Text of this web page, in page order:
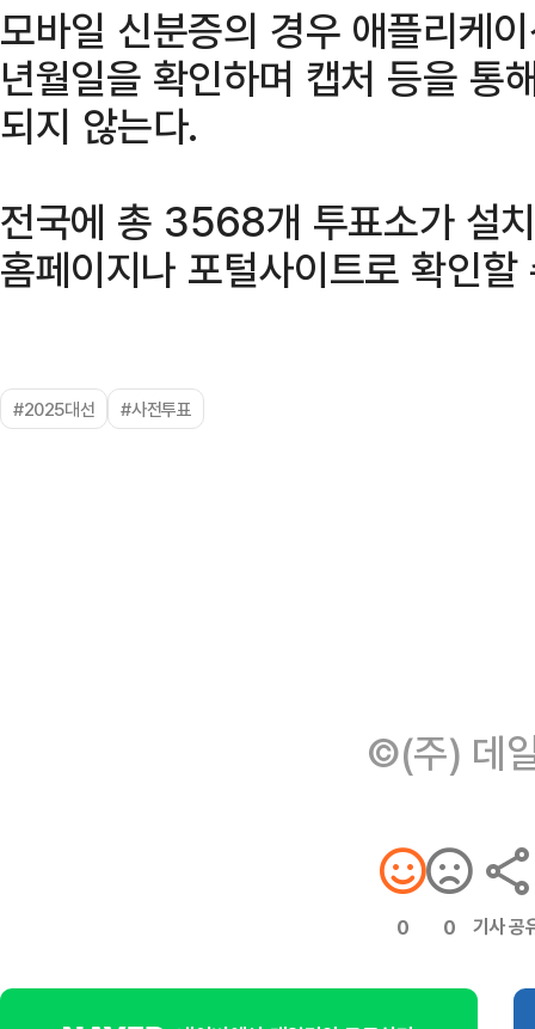
모바일 신분증의 경우 애플리케
년월일을 확인하며 캡처 등을 통
되지 않는다.
전국에 총 3568개 투표소가 설
홈페이지나 포털사이트로 확인할
#2025대선 #사전투표
©(주) 데
0 0 기사 공